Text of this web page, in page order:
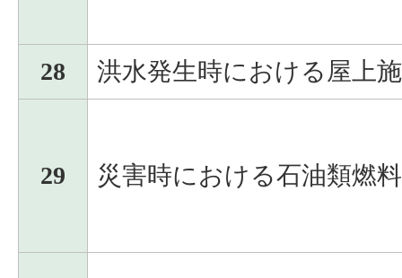
28 洪水発生時における屋上
29 災害時における石油類燃